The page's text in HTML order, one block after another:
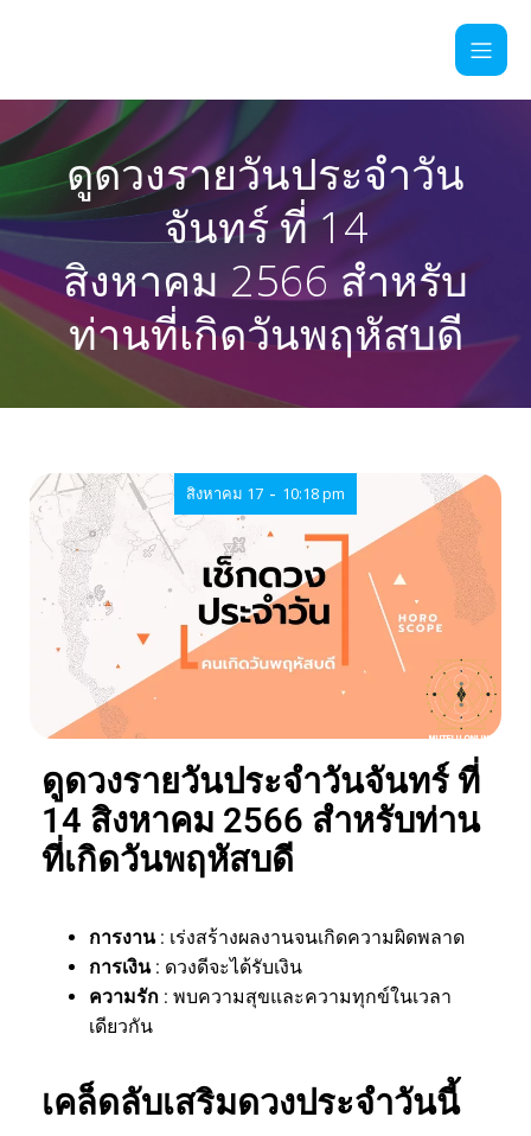
ดูดวงรายวันประจำวัน
จันทร์ ที่ 14
สิงหาคม 2566 สำหรับ
ท่านที่เกิดวันพฤหัสบดี
สิงหาคม 17 - 10:18 pm
ดูดวงรายวันประจำวันจันทร์ ที่
14 สิงหาคม 2566 สำหรับท่าน
ที่เกิดวันพฤหัสบดี
การงาน : เร่งสร้างผลงานจนเกิดความผิดพลาด
การเงิน : ดวงดีจะได้รับเงิน
ความรัก : พบความสุขและความทุกข์ในเวลา
เดียวกัน
เคล็ดลับเสริมดวงประจำวันนี้